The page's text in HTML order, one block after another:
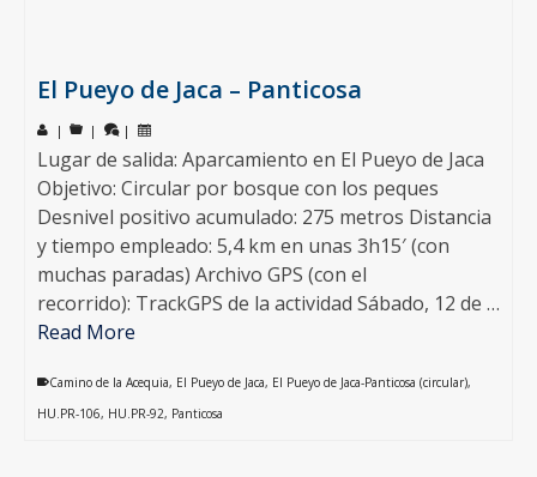
El Pueyo de Jaca – Panticosa
| | |
Lugar de salida: Aparcamiento en El Pueyo de Jaca
Objetivo: Circular por bosque con los peques
Desnivel positivo acumulado: 275 metros Distancia
y tiempo empleado: 5,4 km en unas 3h15′ (con
muchas paradas) Archivo GPS (con el
recorrido): TrackGPS de la actividad Sábado, 12 de …
Read More
Camino de la Acequia, El Pueyo de Jaca, El Pueyo de Jaca-Panticosa (circular),
HU.PR-106, HU.PR-92, Panticosa